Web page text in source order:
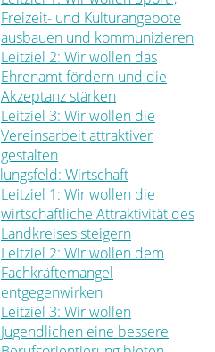
Freizeit- und Kulturangebote
ausbauen und kommunizieren
Leitziel 2: Wir wollen das
Ehrenamt fördern und die
Akzeptanz stärken
Leitziel 3: Wir wollen die
Vereinsarbeit attraktiver
gestalten
Wirtschaft
Leitziel 1: Wir wollen die
wirtschaftliche Attraktivität des
Landkreises steigern
Leitziel 2: Wir wollen dem
Fachkräftemangel
entgegenwirken
Leitziel 3: Wir wollen
Jugendlichen eine bessere